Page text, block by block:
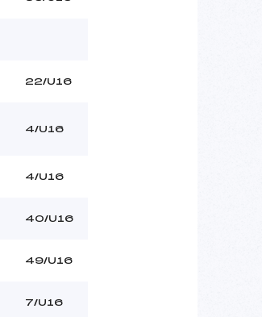
22/U16
4/U16
4/U16
40/U16
49/U16
7/U16